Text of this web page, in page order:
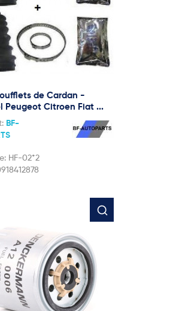
de Cardan -
Peugeot Citroen Fiat ...
BF-
HF-02*2